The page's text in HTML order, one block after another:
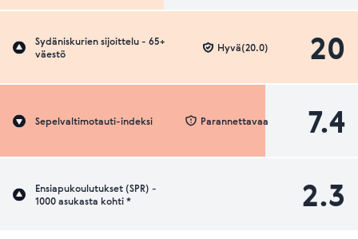
Sydäniskurien sijoittelu - 65+
väestö
20
Hyvä(20.0)
Sepelvaltimotauti-indeksi 7.4
Parannettavaa
Ensiapukoulutukset (SPR) -
1000 asukasta kohti *
2.3